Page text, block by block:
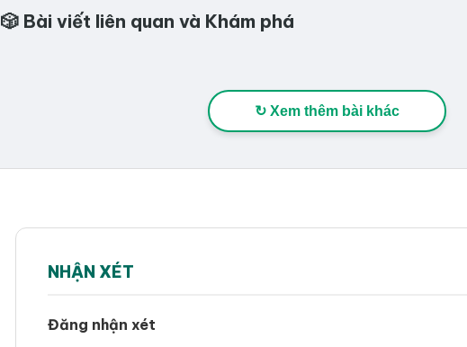
🎲 Bài viết liên quan và Khám phá
↻ Xem thêm bài khác
NHẬN XÉT
Đăng nhận xét